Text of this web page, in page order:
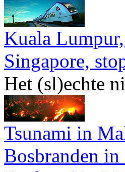
Kuala
Singapore,
Het (sl)echte
Tsunami in
Bosbranden